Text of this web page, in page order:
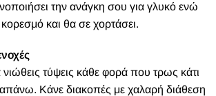
την ανάγκη σου για γλυκό ενώ
και θα σε χορτάσει.
νιώθεις τύψεις κάθε φορά που τρως κάτι
Κάνε διακοπές με χαλαρή διάθεση